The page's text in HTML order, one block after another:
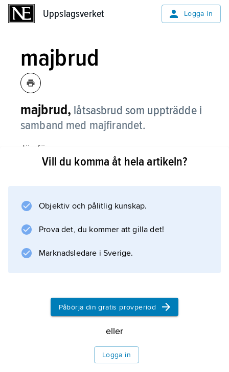
Uppslagsverket Logga in
majbrud
majbrud, låtsasbrud som uppträdde i
samband med majfirandet.
Jämför
pingstbrud
.
Information om artikeln
Vill du komma åt hela artikeln?
Objektiv och pålitlig kunskap.
Prova det, du kommer att gilla det!
Marknadsledare i Sverige.
Påbörja din gratis provperiod
eller
Logga in